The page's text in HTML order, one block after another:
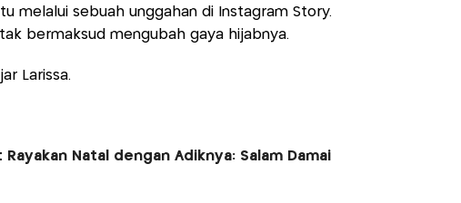
melalui sebuah unggahan di Instagram Story.
bermaksud mengubah gaya hijabnya.
Larissa.
Rayakan Natal dengan Adiknya: Salam Damai